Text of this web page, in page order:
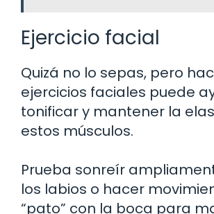
Ejercicio facial
Quizá no lo sepas, pero
ejercicios faciales puede
tonificar y mantener la
estos músculos.
Prueba sonreír
los labios o hacer
“pato” con la boca para